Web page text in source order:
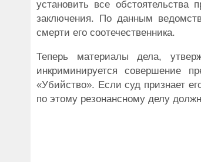
установить все обстоятельства
заключения. По данным
смерти его соотечественника.
Теперь материалы дела,
инкриминируется совершение
«Убийство». Если суд признает
по этому резонансному делу